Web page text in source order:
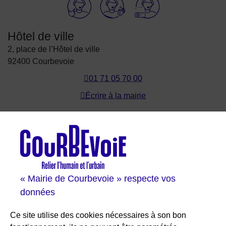
« Mairie de Courbevoie » respecte vos
données
Ce site utilise des cookies nécessaires à son bon
Hôtel de ville
2, place de l’Hôtel de ville
92400 Courbevoie
01 71 05 70 00
Écrire à la mairie
Les sites de Courbevoie
Courbevoie espace famille
Val Courbevoie
Sortir à Courbevoie
Solutions entreprises
Portail des bibliothèques
Je participe Courbevoie